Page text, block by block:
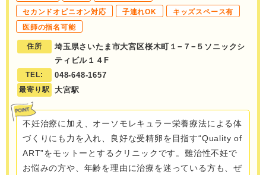
セカンドオピニオン対応
子連れOK
キッズスペース有
医師の指名可能
住所
埼玉県さいたま市大宮区桜木町１−７−５ソニックシ
ティビル１４F
TEL: 048-648-1657
最寄り駅 大宮駅
不妊治療に加え、オーソモレキュラー栄養療法による体
づくりにも力を入れ、良好な受精卵を目指す“Quality of
ART”をモットーとするクリニックです。難治性不妊で
お悩みの方や、年齢を理由に治療を迷っている方も、ぜ